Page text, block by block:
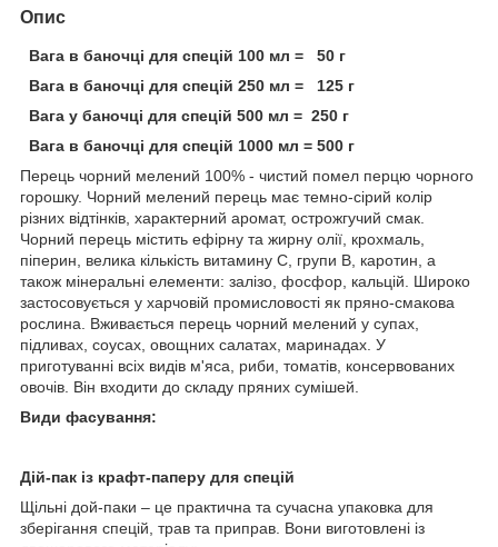
Опис
Вага в баночці для спецій 100 мл = 50 г
Вага в баночці для спецій 250 мл = 125 г
Вага у баночці для спецій 500 мл = 250 г
Вага в баночці для спецій 1000 мл = 500 г
Перець чорний мелений 100% - чистий помел перцю чорного
горошку. Чорний мелений перець має темно-сірий колір
різних відтінків, характерний аромат, острожгучий смак.
Чорний перець містить ефірну та жирну олії, крохмаль,
піперин, велика кількість витамину С, групи В, каротин, а
також мінеральні елементи: залізо, фосфор, кальцій. Широко
застосовується у харчовій промисловості як пряно-смакова
рослина. Вживається перець чорний мелений у супах,
підливах, соусах, овощних салатах, маринадах. У
приготуванні всіх видів м'яса, риби, томатів, консервованих
овочів. Він входити до складу пряних сумішей.
Види фасування:
Дій-пак із крафт-паперу для спецій
Щільні дой-паки – це практична та сучасна упаковка для
зберігання спецій, трав та приправ. Вони виготовлені із